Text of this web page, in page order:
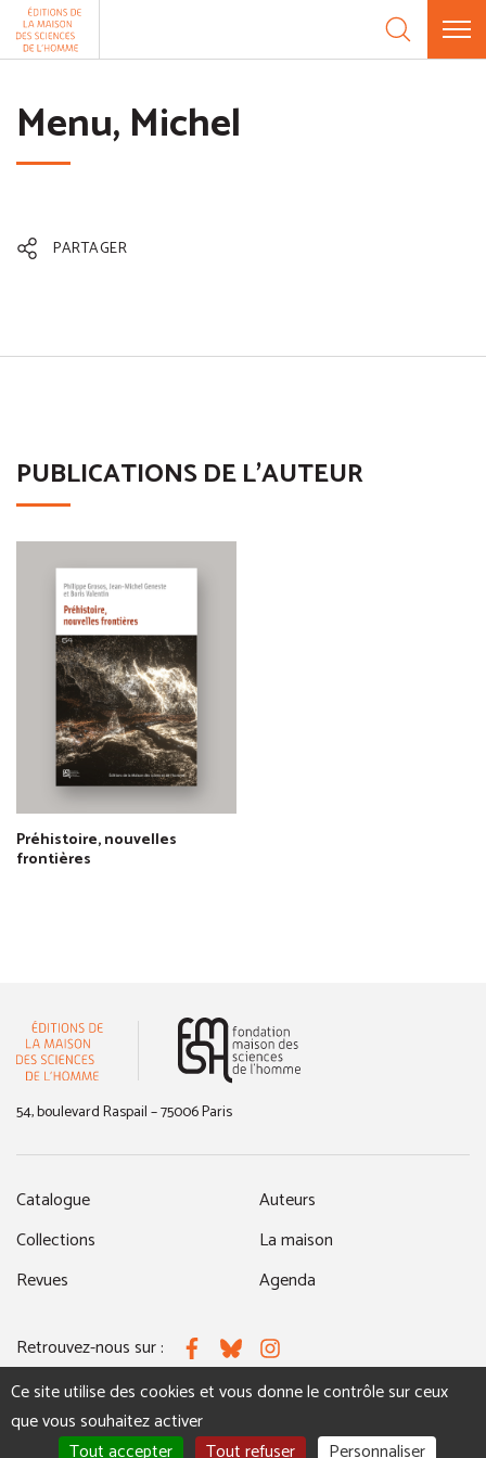
Aller au contenu
Menu, Michel
PARTAGER
PUBLICATIONS DE L'AUTEUR
Préhistoire, nouvelles
frontières
54, boulevard Raspail – 75006 Paris
Catalogue
Collections
Revues
Auteurs
La maison
Agenda
Retrouvez-nous sur : FacebookBlueskyInstagram
MENTIONS LÉGALES NOUS CONTACTER
Panneau de gestion des cookies
Ce site utilise des cookies et vous donne le contrôle sur ceux
que vous souhaitez activer
Tout accepter
Tout refuser Personnaliser